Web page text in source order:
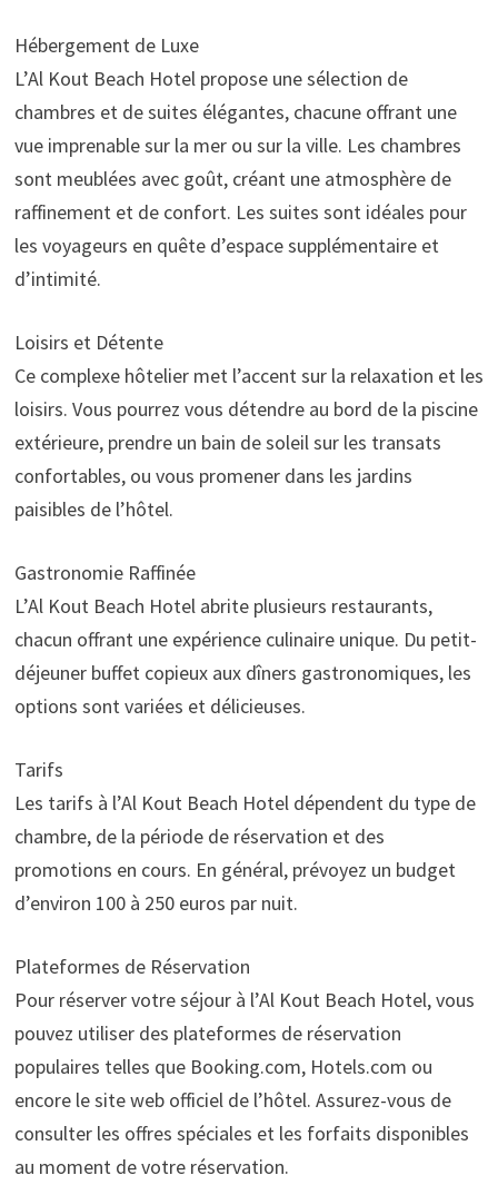
Hébergement de Luxe
L’Al Kout Beach Hotel propose une sélection de
chambres et de suites élégantes, chacune offrant une
vue imprenable sur la mer ou sur la ville. Les chambres
sont meublées avec goût, créant une atmosphère de
raffinement et de confort. Les suites sont idéales pour
les voyageurs en quête d’espace supplémentaire et
d’intimité.
Loisirs et Détente
Ce complexe hôtelier met l’accent sur la relaxation et les
loisirs. Vous pourrez vous détendre au bord de la piscine
extérieure, prendre un bain de soleil sur les transats
confortables, ou vous promener dans les jardins
paisibles de l’hôtel.
Gastronomie Raffinée
L’Al Kout Beach Hotel abrite plusieurs restaurants,
chacun offrant une expérience culinaire unique. Du petit-
déjeuner buffet copieux aux dîners gastronomiques, les
options sont variées et délicieuses.
Tarifs
Les tarifs à l’Al Kout Beach Hotel dépendent du type de
chambre, de la période de réservation et des
promotions en cours. En général, prévoyez un budget
d’environ 100 à 250 euros par nuit.
Plateformes de Réservation
Pour réserver votre séjour à l’Al Kout Beach Hotel, vous
pouvez utiliser des plateformes de réservation
populaires telles que Booking.com, Hotels.com ou
encore le site web officiel de l’hôtel. Assurez-vous de
consulter les offres spéciales et les forfaits disponibles
au moment de votre réservation.